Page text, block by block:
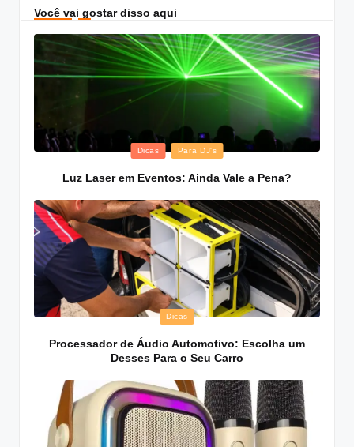
Você vai gostar disso aqui
Posted
Dicas Para DJ's
Luz Laser em Eventos: Ainda Vale a Pena?
Posted
Dicas
Processador de Áudio Automotivo: Escolha um
Desses Para o Seu Carro